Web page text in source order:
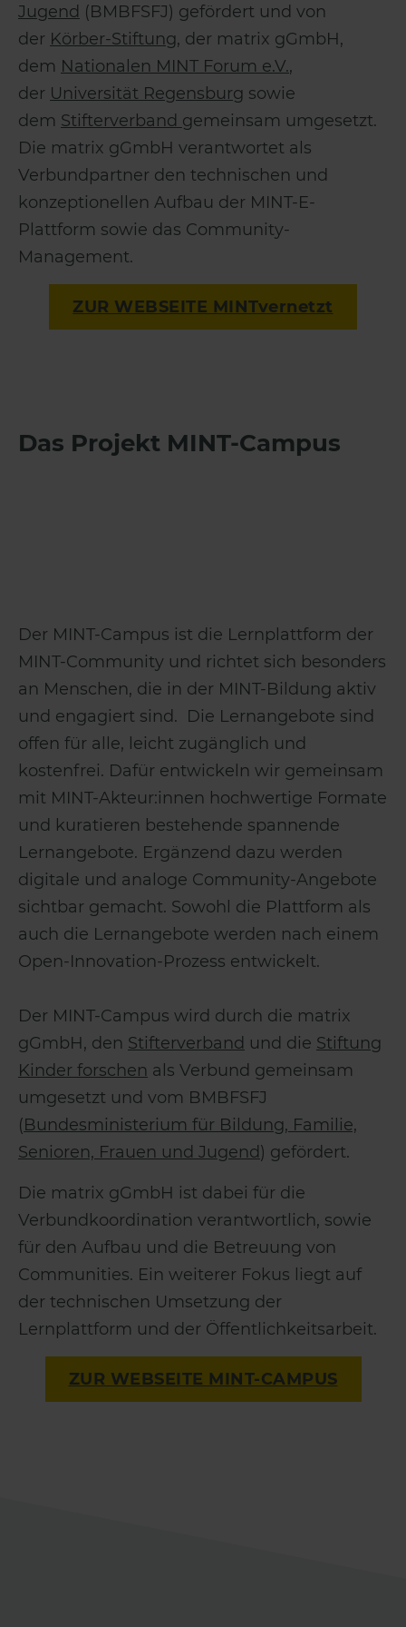
Jugend (BMBFSFJ) gefördert und von
der Körber-Stiftung, der matrix gGmbH,
dem Nationalen MINT Forum e.V.,
der Universität Regensburg sowie
dem Stifterverband gemeinsam umgesetzt.
Die matrix gGmbH verantwortet als
Verbundpartner den technischen und
konzeptionellen Aufbau der MINT-E-
Plattform sowie das Community-
Management.
ZUR WEBSEITE MINTvernetzt
Das Projekt MINT-Campus
Der MINT-Campus ist die Lernplattform der
MINT-Community und richtet sich besonders
an Menschen, die in der MINT-Bildung aktiv
und engagiert sind. Die Lernangebote sind
offen für alle, leicht zugänglich und
kostenfrei. Dafür entwickeln wir gemeinsam
mit MINT-Akteur:innen hochwertige Formate
und kuratieren bestehende spannende
Lernangebote. Ergänzend dazu werden
digitale und analoge Community-Angebote
sichtbar gemacht. Sowohl die Plattform als
auch die Lernangebote werden nach einem
Open-Innovation-Prozess entwickelt.
Der MINT-Campus wird durch die matrix
gGmbH, den Stifterverband und die Stiftung
Kinder forschen als Verbund gemeinsam
umgesetzt und vom BMBFSFJ
(Bundesministerium für Bildung, Familie,
Senioren, Frauen und Jugend) gefördert.
Die matrix gGmbH ist dabei für die
Verbundkoordination verantwortlich, sowie
für den Aufbau und die Betreuung von
Communities. Ein weiterer Fokus liegt auf
der technischen Umsetzung der
Lernplattform und der Öffentlichkeitsarbeit.
ZUR WEBSEITE MINT-CAMPUS